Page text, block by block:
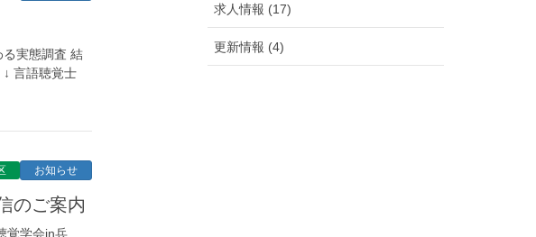
実態調査 結
言語聴覚士
お知らせ
のご案内
覚学会in兵
求人情報 (17)
更新情報 (4)